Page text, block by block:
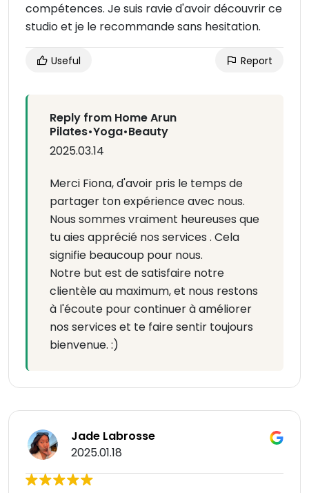
compétences. Je suis ravie d'avoir découvrir ce
studio et je le recommande sans hesitation.
Useful Report
Reply from Home Arun
Pilates•Yoga•Beauty
2025.03.14
Merci Fiona, d'avoir pris le temps de
partager ton expérience avec nous.
Nous sommes vraiment heureuses que
tu aies apprécié nos services . Cela
signifie beaucoup pour nous.
Notre but est de satisfaire notre
clientèle au maximum, et nous restons
à l'écoute pour continuer à améliorer
nos services et te faire sentir toujours
bienvenue. :)
Jade Labrosse
2025.01.18